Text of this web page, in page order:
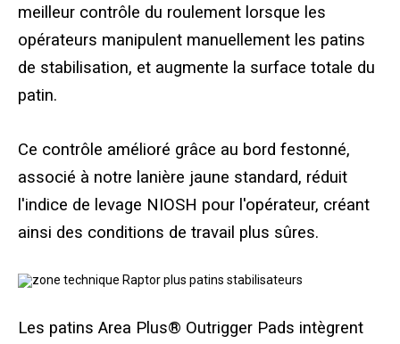
Sabot de grue
Équipement de test personnalisé
Support pour patins stabilisateurs
meilleur contrôle du roulement lorsque les
opérateurs manipulent manuellement les patins
de stabilisation, et augmente la surface totale du
patin.
Ce contrôle amélioré grâce au bord festonné,
associé à notre lanière jaune standard, réduit
l'indice de levage NIOSH pour l'opérateur, créant
ainsi des conditions de travail plus sûres.
Les patins Area Plus® Outrigger Pads intègrent